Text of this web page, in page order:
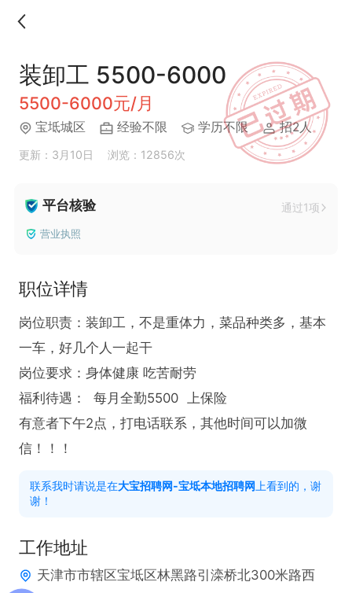
装卸工 5500-6000
5500-6000元/月
宝坻城区 经验不限 学历不限 招2人
更新：3月10日 浏览：12856次
平台核验 通过1项
营业执照
职位详情
岗位职责：装卸工，不是重体力，菜品种类多，基本
一车，好几个人一起干
岗位要求：身体健康 吃苦耐劳
福利待遇：  每月全勤5500  上保险
有意者下午2点，打电话联系，其他时间可以加微
信！！！
联系我时请说是在大宝招聘网-宝坻本地招聘网 上看到的，谢
谢！
工作地址
天津市市辖区宝坻区林黑路引滦桥北300米路西